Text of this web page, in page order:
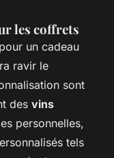
les coffrets
pour un cadeau
ravir le
sont
des vins
personnelles,
tels